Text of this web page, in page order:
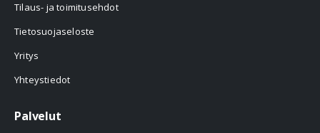
Tilaus- ja toimitusehdot
Tietosuojaseloste
Yritys
Yhteystiedot
Palvelut